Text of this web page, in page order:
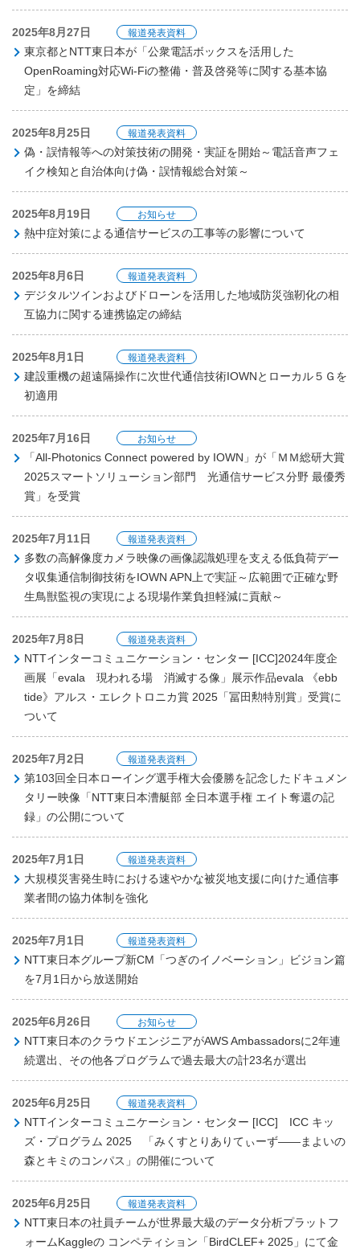
2025年8月27日 報道発表資料
東京都とNTT東日本が「公衆電話ボックスを活用した
OpenRoaming対応Wi-Fiの整備・普及啓発等に関する基本協
定」を締結
2025年8月25日 報道発表資料
偽・誤情報等への対策技術の開発・実証を開始～電話音声フェ
イク検知と自治体向け偽・誤情報総合対策～
2025年8月19日 お知らせ
熱中症対策による通信サービスの工事等の影響について
2025年8月6日 報道発表資料
デジタルツインおよびドローンを活用した地域防災強靭化の相
互協力に関する連携協定の締結
2025年8月1日 報道発表資料
建設重機の超遠隔操作に次世代通信技術IOWNとローカル５Ｇを
初適用
2025年7月16日 お知らせ
「All-Photonics Connect powered by IOWN」が「ＭＭ総研大賞
2025スマートソリューション部門 光通信サービス分野 最優秀
賞」を受賞
2025年7月11日 報道発表資料
多数の高解像度カメラ映像の画像認識処理を支える低負荷デー
タ収集通信制御技術をIOWN APN上で実証～広範囲で正確な野
生鳥獣監視の実現による現場作業負担軽減に貢献～
2025年7月8日 報道発表資料
NTTインターコミュニケーション・センター [ICC]2024年度企
画展「evala 現われる場 消滅する像」展示作品evala 《ebb
tide》アルス・エレクトロニカ賞 2025「冨田勲特別賞」受賞に
ついて
2025年7月2日 報道発表資料
第103回全日本ローイング選手権大会優勝を記念したドキュメン
タリー映像「NTT東日本漕艇部 全日本選手権 エイト奪還の記
録」の公開について
2025年7月1日 報道発表資料
大規模災害発生時における速やかな被災地支援に向けた通信事
業者間の協力体制を強化
2025年7月1日 報道発表資料
NTT東日本グループ新CM「つぎのイノベーション」ビジョン篇
を7月1日から放送開始
2025年6月26日 お知らせ
NTT東日本のクラウドエンジニアがAWS Ambassadorsに2年連
続選出、その他各プログラムで過去最大の計23名が選出
2025年6月25日 報道発表資料
NTTインターコミュニケーション・センター [ICC] ICC キッ
ズ・プログラム 2025 「みくすとりありてぃーず――まよいの
森とキミのコンパス」の開催について
2025年6月25日 報道発表資料
NTT東日本の社員チームが世界最大級のデータ分析プラットフ
ォームKaggleの コンペティション「BirdCLEF+ 2025」にて金